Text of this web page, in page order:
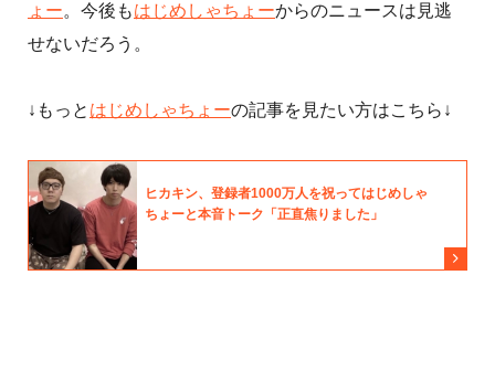
ょー。今後もはじめしゃちょーからのニュースは見逃
せないだろう。
↓もっと はじめしゃちょーの記事を見たい方はこちら↓